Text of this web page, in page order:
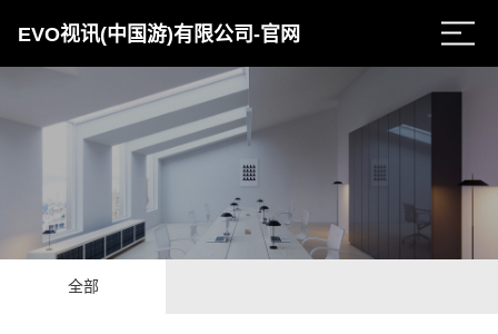
EVO视讯(中国游)有限公司-官网
全部